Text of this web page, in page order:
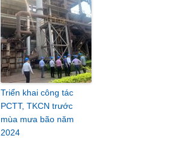
Triển khai công tác
PCTT, TKCN trước
mùa mưa bão năm
2024